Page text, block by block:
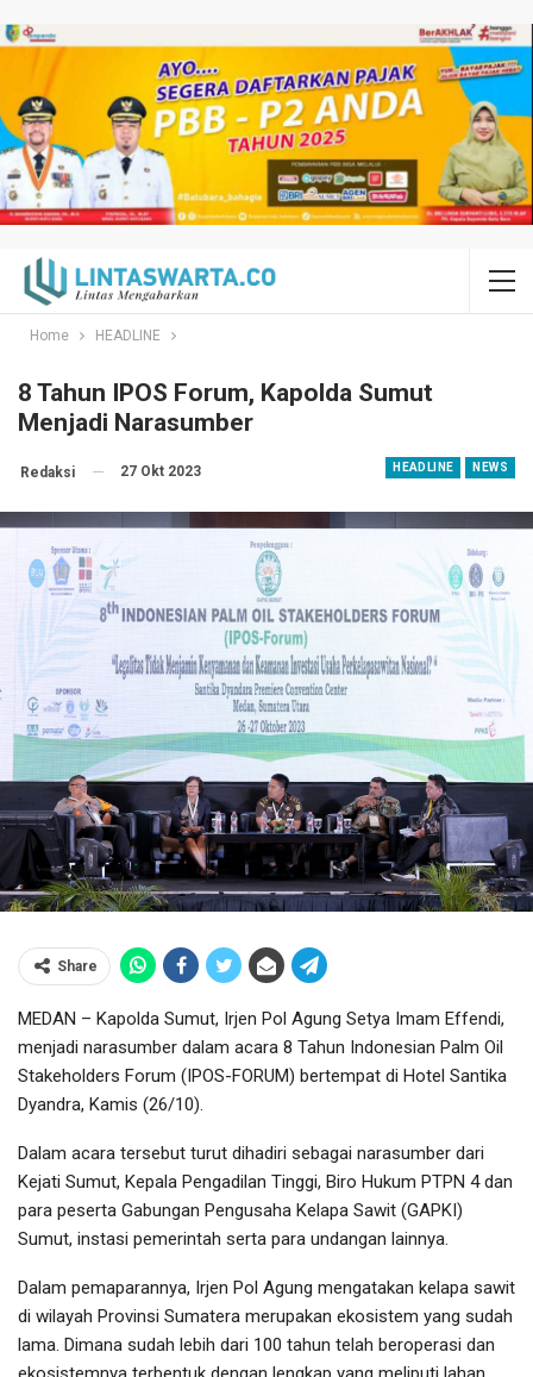
Home HEADLINE
8 Tahun IPOS Forum, Kapolda Sumut
Menjadi Narasumber
HEADLINE NEWS
Redaksi 27 Okt 2023
Share
MEDAN – Kapolda Sumut, Irjen Pol Agung Setya Imam Effendi,
menjadi narasumber dalam acara 8 Tahun Indonesian Palm Oil
Stakeholders Forum (IPOS-FORUM) bertempat di Hotel Santika
Dyandra, Kamis (26/10).
Dalam acara tersebut turut dihadiri sebagai narasumber dari
Kejati Sumut, Kepala Pengadilan Tinggi, Biro Hukum PTPN 4 dan
para peserta Gabungan Pengusaha Kelapa Sawit (GAPKI)
Sumut, instasi pemerintah serta para undangan lainnya.
Dalam pemaparannya, Irjen Pol Agung mengatakan kelapa sawit
di wilayah Provinsi Sumatera merupakan ekosistem yang sudah
lama. Dimana sudah lebih dari 100 tahun telah beroperasi dan